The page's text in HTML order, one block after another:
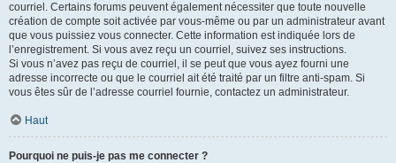
courriel. Certains forums peuvent également nécessiter que toute nouvelle
création de compte soit activée par vous-même ou par un administrateur avant
que vous puissiez vous connecter. Cette information est indiquée lors de
l’enregistrement. Si vous avez reçu un courriel, suivez ses instructions.
Si vous n’avez pas reçu de courriel, il se peut que vous ayez fourni une
adresse incorrecte ou que le courriel ait été traité par un filtre anti-spam. Si
vous êtes sûr de l’adresse courriel fournie, contactez un administrateur.
Haut
Pourquoi ne puis-je pas me connecter ?